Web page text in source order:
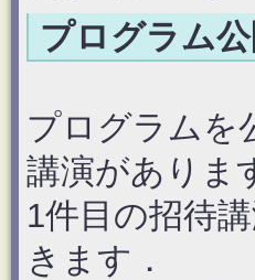
プログラム
プログラムを
講演がありま
1件目の招待
きます．